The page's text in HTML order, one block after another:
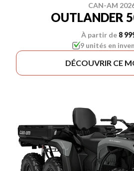
CAN-AM
OUTLANDER
À partir de 8
9 unités en
DÉCOUVRIR CE